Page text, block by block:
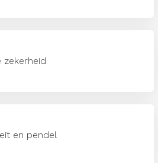
zekerheid
en pendel